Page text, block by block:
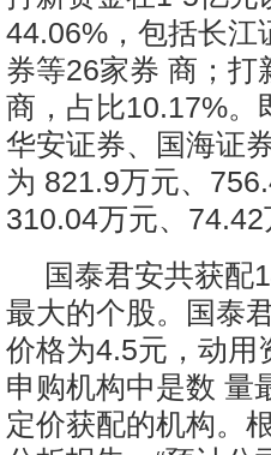
44.06%，包括长江
券等26家券 商；打
商，占比10.17%。
华安证券、国海证
为 821.9万元、
310.04万元、74.42
国泰君安共获配
最大的个股。国泰
价格为4.5元，动用
申购机构中是数 量
定价获配的机构。